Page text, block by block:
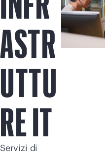
ASTR
UTTU
RE IT
Servizi di